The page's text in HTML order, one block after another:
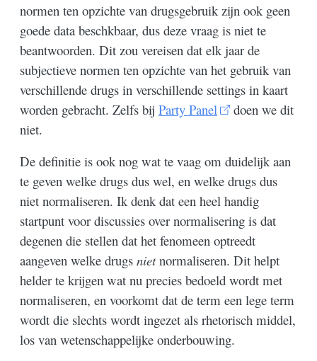
normen ten opzichte van drugsgebruik zijn ook geen
goede data beschkbaar, dus deze vraag is niet te
beantwoorden. Dit zou vereisen dat elk jaar de
subjectieve normen ten opzichte van het gebruik van
verschillende drugs in verschillende settings in kaart
worden gebracht. Zelfs bijParty Panel
doen we dit
niet.
De definitie is ook nog wat te vaag om duidelijk aan
te geven welke drugs dus wel, en welke drugs dus
niet normaliseren. Ik denk dat een heel handig
startpunt voor discussies over normalisering is dat
degenen die stellen dat het fenomeen optreedt
aangeven welke drugsnietnormaliseren. Dit helpt
helder te krijgen wat nu precies bedoeld wordt met
normaliseren, en voorkomt dat de term een lege term
wordt die slechts wordt ingezet als rhetorisch middel,
los van wetenschappelijke onderbouwing.